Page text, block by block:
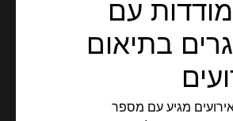
עם
בתיאום
מגיע עם מספר